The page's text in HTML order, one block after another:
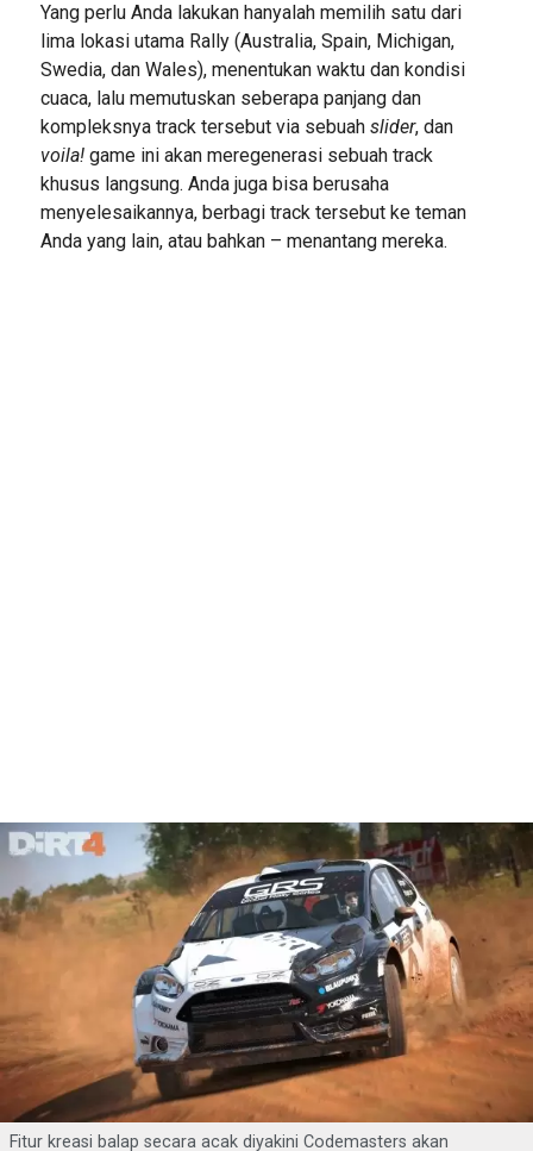
Yang perlu Anda lakukan hanyalah memilih satu dari
lima lokasi utama Rally (Australia, Spain, Michigan,
Swedia, dan Wales), menentukan waktu dan kondisi
cuaca, lalu memutuskan seberapa panjang dan
kompleksnya track tersebut via sebuah slider, dan
voila!game ini akan meregenerasi sebuah track
khusus langsung. Anda juga bisa berusaha
menyelesaikannya, berbagi track tersebut ke teman
Anda yang lain, atau bahkan – menantang mereka.
Fitur kreasi balap secara acak diyakini Codemasters akan